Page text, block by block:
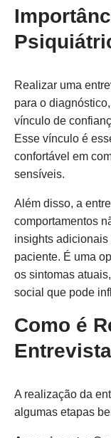
Realizar uma
para o
vínculo de
Esse vínculo é
confortável em
sensíveis.
Além disso, a
comportamentos
insights
paciente. É uma
os sintomas
social que pode
Como é
A realização da
algumas etapas